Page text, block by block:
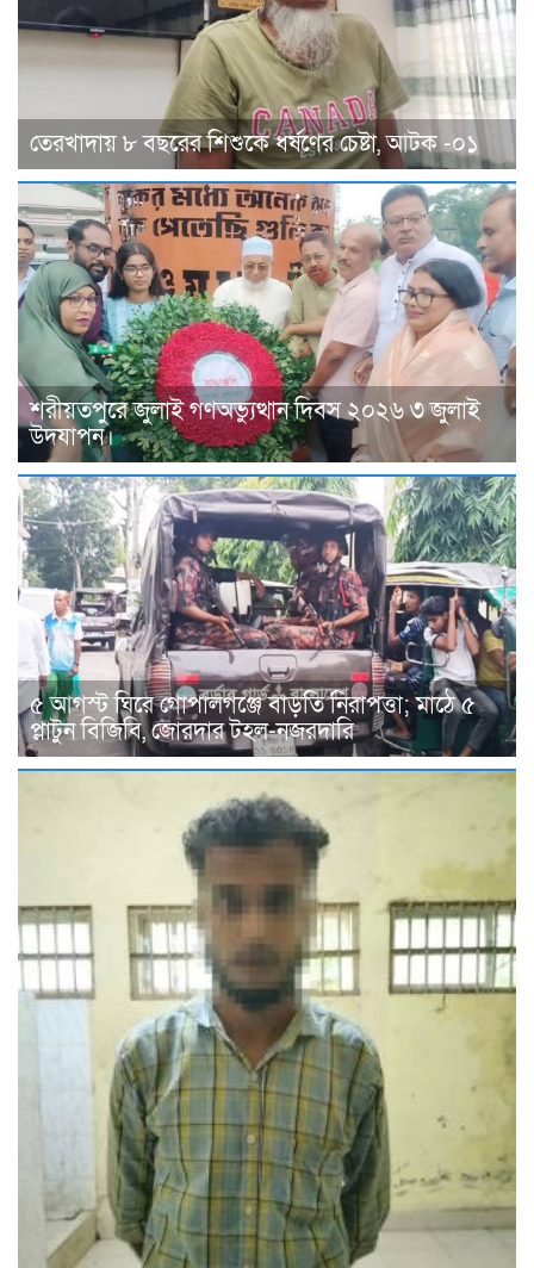
তেরখাদায় ৮ বছরের শিশুকে ধর্ষণের চেষ্টা, আটক -০১
শরীয়তপুরে জুলাই গণঅভ্যুত্থান দিবস ২০২৬ ৩ জুলাই
উদযাপন।
৫ আগস্ট ঘিরে গোপালগঞ্জে বাড়তি নিরাপত্তা; মাঠে ৫
প্লাটুন বিজিবি, জোরদার টহল-নজরদারি